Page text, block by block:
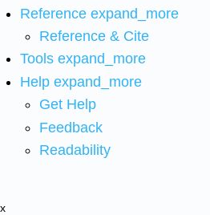
Reference expand_more
Reference & Cite
Tools expand_more
Help expand_more
Get Help
Feedback
Readability
x